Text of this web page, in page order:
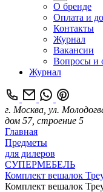
О бренде
Оплата и
Контакты
Журнал
Вакансии
Вопросы и
Журнал
г. Москва, ул.
дом 57, строение 5
Главная
Предметы
для дилеров
СУПЕРМЕБЕЛЬ
Комплект вешалок
Комплект вешалок